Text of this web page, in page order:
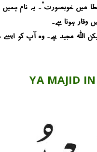
خوبصورت”۔ یہ نام ہمیں
ہوتا ہے۔
اللہ مجید ہے۔ وہ آپ کو
YA MAJID